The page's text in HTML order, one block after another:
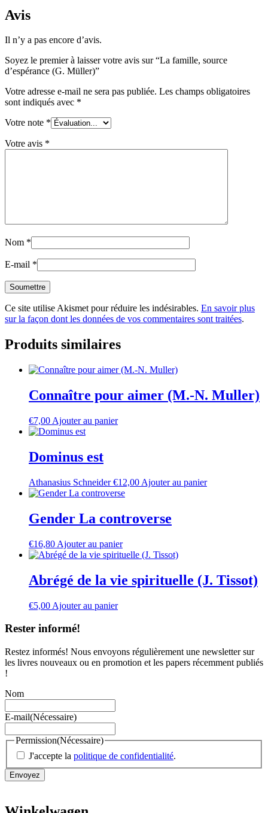
Avis
Il n’y a pas encore d’avis.
Soyez le premier à laisser votre avis sur “La famille, source
d’espérance (G. Müller)”
Votre adresse e-mail ne sera pas publiée. Les champs obligatoires
sont indiqués avec *
Votre note *
Votre avis *
Nom *
E-mail *
Ce site utilise Akismet pour réduire les indésirables. En savoir plus
sur la façon dont les données de vos commentaires sont traitées.
Produits similaires
Connaître pour aimer (M.-N. Muller)
€7,00 Ajouter au panier
Dominus est
Athanasius Schneider €12,00 Ajouter au panier
Gender La controverse
€16,80 Ajouter au panier
Abrégé de la vie spirituelle (J. Tissot)
€5,00 Ajouter au panier
Rester informé!
Restez informés! Nous envoyons régulièrement une newsletter sur
les livres nouveaux ou en promotion et les papers récemment publiés
!
Nom
E-mail(Nécessaire)
Permission(Nécessaire)
J'accepte la politique de confidentialité.
Envoyez